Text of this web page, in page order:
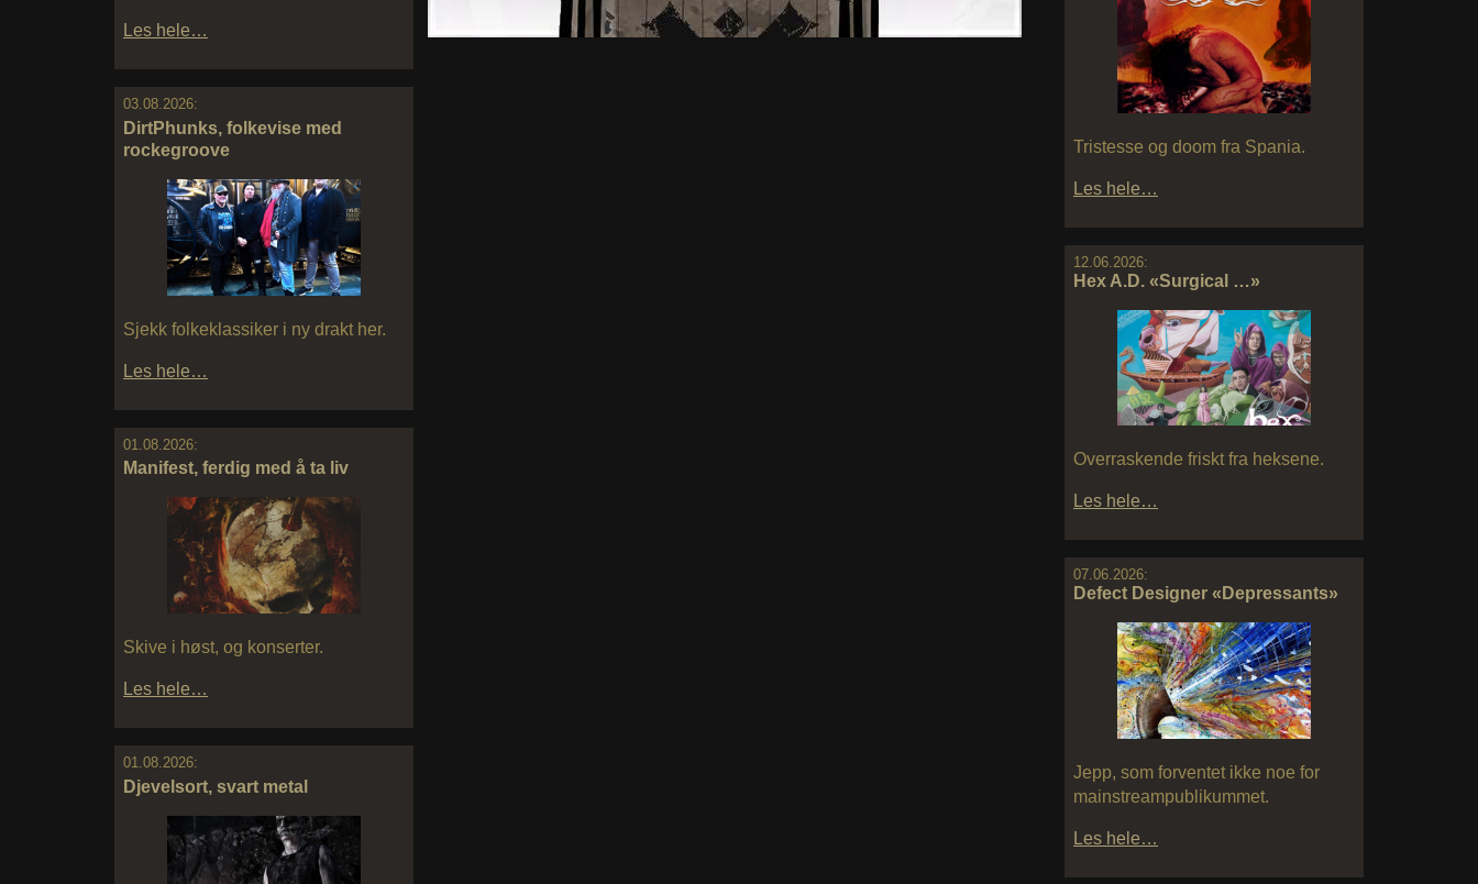
Les hele…
03.08.2026:
DirtPhunks, folkevise med
rockegroove
Sjekk folkeklassiker i ny drakt her.
Les hele…
01.08.2026:
Manifest, ferdig med å ta liv
Skive i høst, og konserter.
Les hele…
01.08.2026:
Djevelsort, svart metal
Tristesse og doom fra Spania.
Les hele…
12.06.2026:
Hex A.D. «Surgical …»
Overraskende friskt fra heksene.
Les hele…
07.06.2026:
Defect Designer «Depressants»
Jepp, som forventet ikke noe for
mainstreampublikummet.
Les hele…